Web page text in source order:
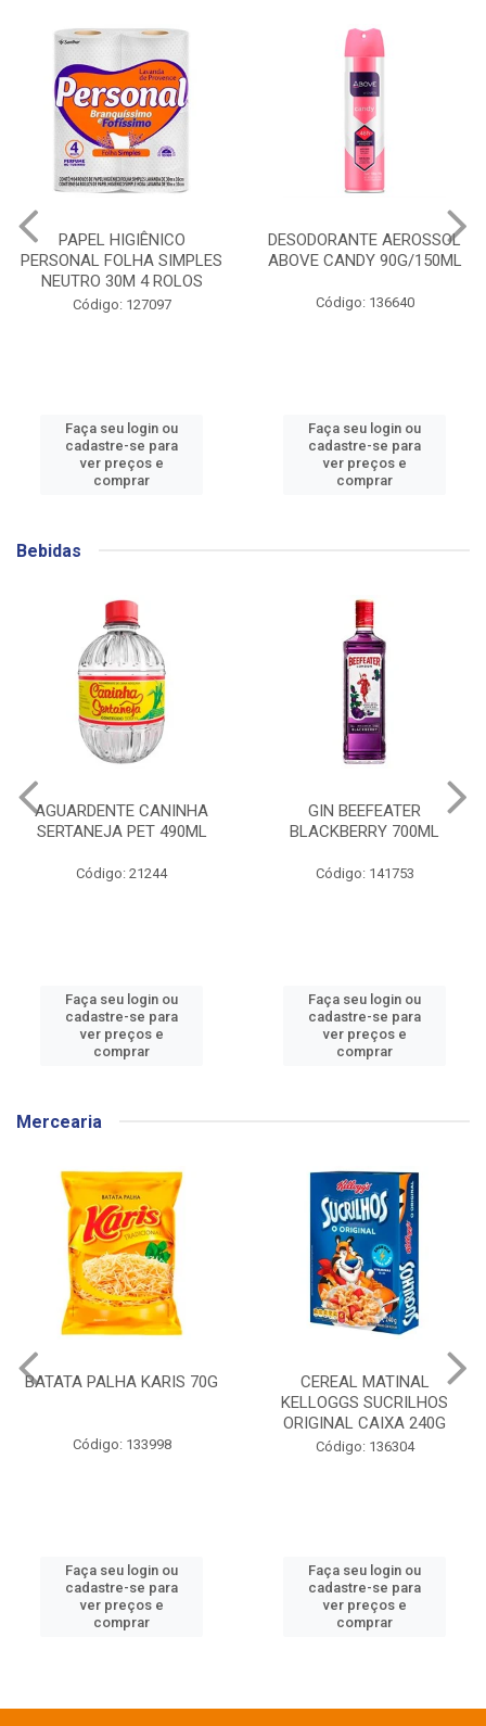
PAPEL HIGIÊNICO
PERSONAL FOLHA SIMPLES
NEUTRO 30M 4 ROLOS
Código: 127097
Faça seu login ou
cadastre-se para
ver preços e
comprar
DESODORANTE AEROSSOL
ABOVE CANDY 90G/150ML
Código: 136640
Faça seu login ou
cadastre-se para
ver preços e
comprar
Bebidas
AGUARDENTE CANINHA
SERTANEJA PET 490ML
Código: 21244
Faça seu login ou
cadastre-se para
ver preços e
comprar
GIN BEEFEATER
BLACKBERRY 700ML
Código: 141753
Faça seu login ou
cadastre-se para
ver preços e
comprar
Mercearia
BATATA PALHA KARIS 70G
Código: 133998
Faça seu login ou
cadastre-se para
ver preços e
comprar
CEREAL MATINAL
KELLOGGS SUCRILHOS
ORIGINAL CAIXA 240G
Código: 136304
Faça seu login ou
cadastre-se para
ver preços e
comprar